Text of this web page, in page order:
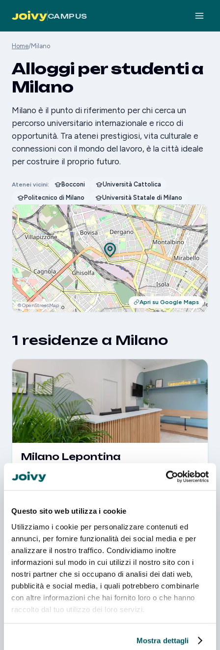
Questo sito web utilizza i cookie
Utilizziamo i cookie per personalizzare contenuti ed
annunci, per fornire funzionalità dei social media e per
analizzare il nostro traffico. Condividiamo inoltre
informazioni sul modo in cui utilizzi il nostro sito con i
nostri partner che si occupano di analisi dei dati web,
pubblicità e social media, i quali potrebbero combinarle
con altre informazioni che hai fornito loro o che hanno
raccolto dal tuo utilizzo dei loro servizi.
Mostra dettagli
CAMPUS
Home/Milano
Alloggi per studenti a
Milano
Milano è il punto di riferimento per chi cerca un
percorso universitario internazionale e ricco di
opportunità. Tra atenei prestigiosi, vita culturale e
connessioni con il mondo del lavoro, è la città ideale
per costruire il proprio futuro.
Atenei vicini: Bocconi
Università Cattolica
Politecnico di Milano
Università Statale di Milano
Apri su Google Maps
© OpenStreetMap
1 residenze a Milano
Milano Lepontina
da 80 €/giorno Scopri
Vivere e studiare a Milano
Milano è una delle principali città universitarie d'Europa e
offre un ambiente internazionale, dinamico e ricco di